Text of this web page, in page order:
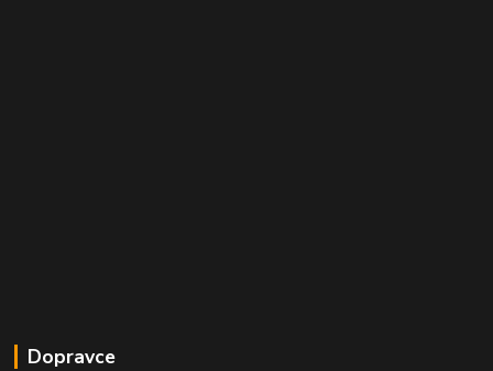
Dopravce